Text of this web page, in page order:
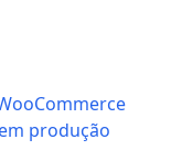
produção